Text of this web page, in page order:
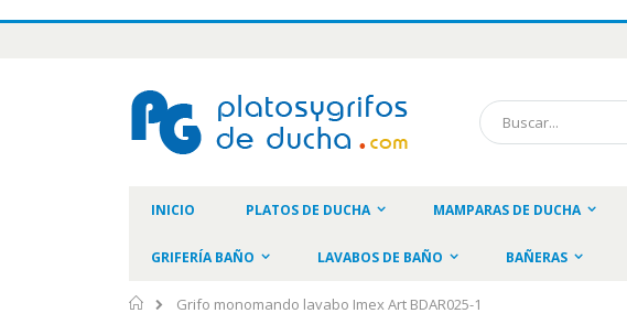
Buscar
INICIO PLATOS DE DUCHA MAMPARAS DE DUCHA
GRIFERÍA BAÑO LAVABOS DE BAÑO BAÑERAS
Inicio
Grifo monomando lavabo Imex Art BDAR025-1